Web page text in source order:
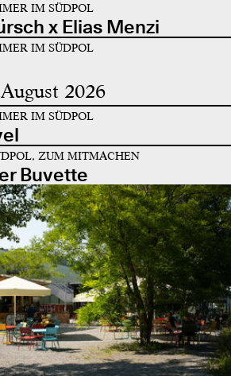
IM SÜDPOL
x Elias Menzi
IM SÜDPOL
August 2026
IM SÜDPOL
ZUM MITMACHEN
Buvette